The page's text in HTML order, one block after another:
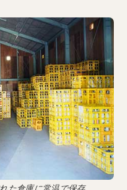
た倉庫に常温で保存